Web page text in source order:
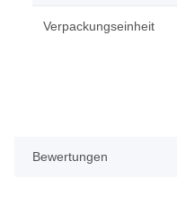
Verpackungseinheit
Bewertungen